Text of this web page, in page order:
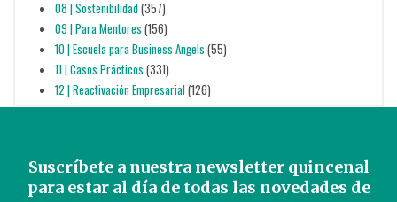
08 | Sostenibilidad(357)
09 | Para Mentores (156)
10 | Escuela para Business Angels (55)
11 | Casos Prácticos (331)
12 | Reactivación Empresarial(126)
Suscríbete a nuestra newsletter quincenal
para estar al día de todas las novedades de